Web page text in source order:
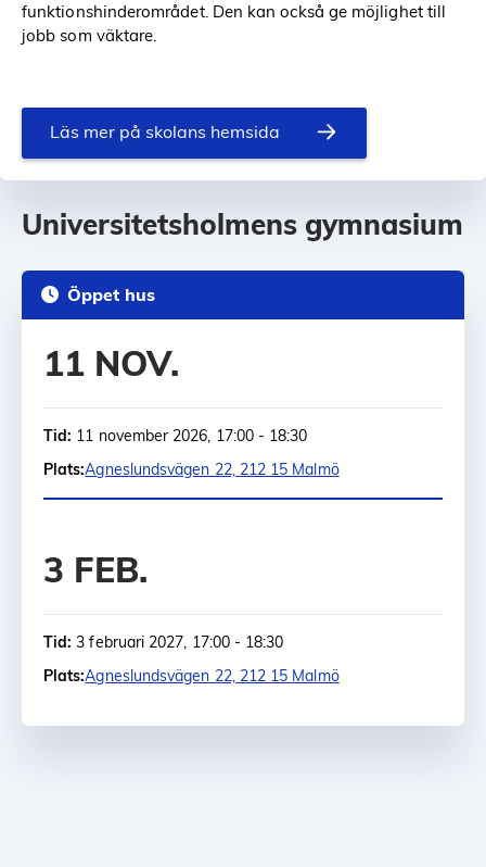
funktionshinderområdet. Den kan också ge möjlighet till
jobb som väktare.
Läs mer på skolans hemsida
Universitetsholmens gymnasium
Öppet hus
11 NOV.
Tid: 11 november 2026, 17:00 - 18:30
Plats:Agneslundsvägen 22, 212 15 Malmö
3 FEB.
Tid: 3 februari 2027, 17:00 - 18:30
Plats:Agneslundsvägen 22, 212 15 Malmö